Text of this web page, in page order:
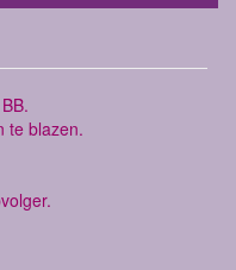
te blazen.